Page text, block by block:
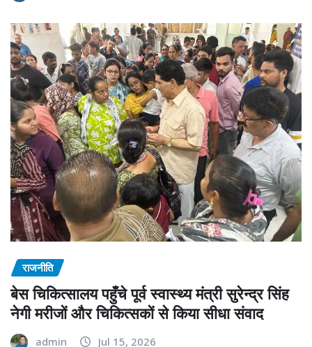
राजनीति
बेस चिकित्सालय पहुँचे पूर्व स्वास्थ्य मंत्री सुरेन्द्र सिंह
नेगी मरीजों और चिकित्सकों से किया सीधा संवाद
admin Jul 15, 2026